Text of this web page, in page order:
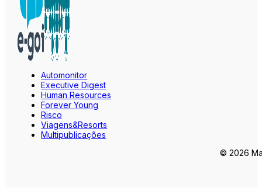
Automonitor
Executive Digest
Human Resources
Forever Young
Risco
Viagens&Resorts
Multipublicações
© 2026